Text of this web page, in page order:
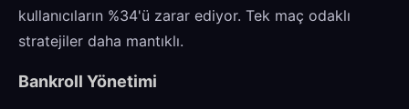
kullanıcıların %34'ü zarar ediyor. Tek maç odaklı
stratejiler daha mantıklı.
Bankroll Yönetimi